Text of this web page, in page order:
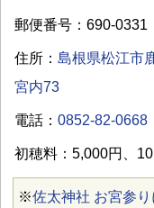
郵便番号：690-0331
住所： 島根県松江市
宮内73
電話： 0852-82-0668
初穂料：5,000円、
※佐太神社 お宮参